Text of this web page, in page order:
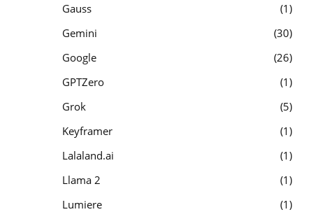
Gauss
1
Gemini
30
Google
26
GPTZero
1
Grok
5
Keyframer
1
Lalaland.ai
1
Llama 2
1
Lumiere
1